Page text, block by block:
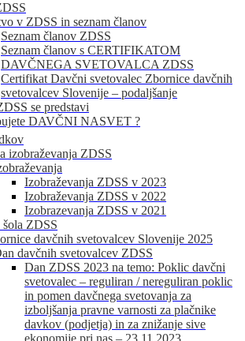
v ZDSS in seznam članov
Seznam članov ZDSS
Seznam članov s CERTIFIKATOM
DAVČNEGA SVETOVALCA ZDSS
Certifikat Davčni svetovalec Zbornice davčnih
svetovalcev Slovenije – podaljšanje
se predstavi
DAVČNI NASVET ?
izobraževanja ZDSS
Izobraževanja ZDSS v 2023
Izobraževanja ZDSS v 2022
Izobrazevanja ZDSS v 2021
ZDSS
davčnih svetovalcev Slovenije 2025
davčnih svetovalcev ZDSS
Dan ZDSS 2023 na temo: Poklic davčni
svetovalec – reguliran / nereguliran poklic
in pomen davčnega svetovanja za
izboljšanja pravne varnosti za plačnike
davkov (podjetja) in za znižanje sive